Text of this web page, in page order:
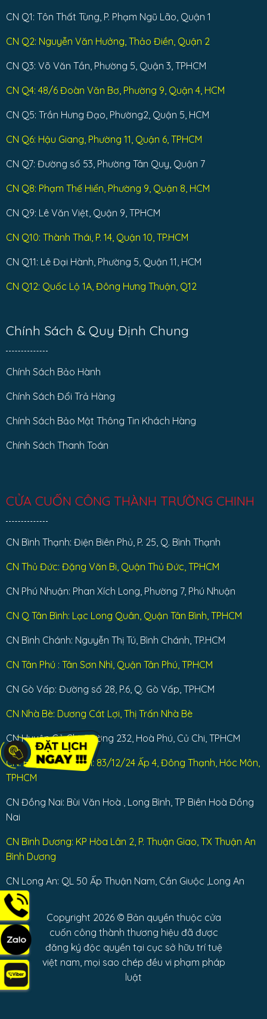
CN Q1: Tôn Thất Tùng, P. Phạm Ngũ Lão, Quận 1
CN Q2: Nguyễn Văn Hưởng, Thảo Điền, Quận 2
CN Q3: Võ Văn Tần, Phường 5, Quận 3, TPHCM
CN Q4: 48/6 Đoàn Văn Bơ, Phường 9, Quận 4, HCM
CN Q5: Trần Hưng Đạo, Phường2, Quận 5, HCM
CN Q6: Hậu Giang, Phường 11, Quận 6, TPHCM
CN Q7: Đường số 53, Phường Tân Quy, Quận 7
CN Q8: Phạm Thế Hiển, Phường 9, Quận 8, HCM
CN Q9: Lê Văn Việt, Quận 9, TPHCM
CN Q10: Thành Thái, P. 14, Quận 10, TP.HCM
CN Q11: Lê Đại Hành, Phường 5, Quận 11, HCM
CN Q12: Quốc Lộ 1A, Đông Hưng Thuận, Q12
Chính Sách & Quy Định Chung
Chính Sách Bảo Hành
Chính Sách Đổi Trả Hàng
Chính Sách Bảo Mật Thông Tin Khách Hàng
Chính Sách Thanh Toán
CỬA CUỐN CÔNG THÀNH TRƯỜNG CHINH
CN Bình Thạnh: Điện Biên Phủ, P. 25, Q. Bình Thạnh
CN Thủ Đức: Đặng Văn Bi, Quận Thủ Đức, TPHCM
CN Phú Nhuận: Phan Xích Long, Phường 7, Phú Nhuận
CN Q Tân Bình: Lạc Long Quân, Quận Tân Bình, TPHCM
CN Bình Chánh: Nguyễn Thị Tú, Bình Chánh, TP.HCM
CN Tân Phú : Tân Sơn Nhì, Quận Tân Phú, TPHCM
CN Gò Vấp: Đường số 28, P.6, Q. Gò Vấp, TPHCM
CN Nhà Bè: Dương Cát Lợi, Thị Trấn Nhà Bè
CN Huyện Củ Chi: Đường 232, Hoà Phú, Củ Chi, TPHCM
CN: Huyện Hóc Môn: 83/12/24 Ấp 4, Đông Thạnh, Hóc Môn,
TPHCM
CN Đồng Nai: Bùi Văn Hoà , Long Bình, TP Biên Hoà Đồng
Nai
CN Bình Dương: KP Hòa Lân 2, P. Thuận Giao, TX Thuận An
Bình Dương
CN Long An: QL 50 Ấp Thuận Nam, Cần Giuộc ,Long An
Copyright 2026 © Bản quyền thuộc cửa
cuốn công thành thương hiệu đã được
đăng ký độc quyền tại cục sở hữu trí tuệ
việt nam, mọi sao chép đều vi phạm pháp
luật